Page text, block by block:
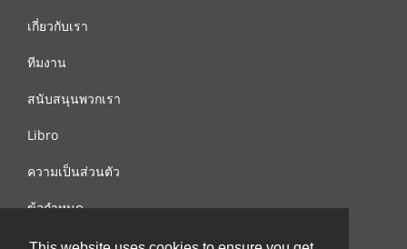
เกี่ยวกับเรา
ทีมงาน
สนับสนุนพวกเรา
Libro
ความเป็นส่วนตัว
ข้อกำหนด
ติดต่อเรา